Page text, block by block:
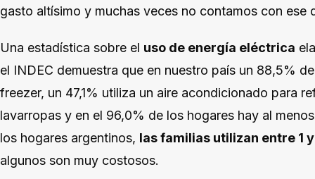
gasto altísimo y muchas veces no contamos con ese
Una estadística sobre el uso de energía eléctrica
el INDEC demuestra que en nuestro país un 88,5%
freezer, un 47,1% utiliza un aire acondicionado para
lavarropas y en el 96,0% de los hogares hay al
los hogares argentinos, las familias utilizan entre 1
algunos son muy costosos.